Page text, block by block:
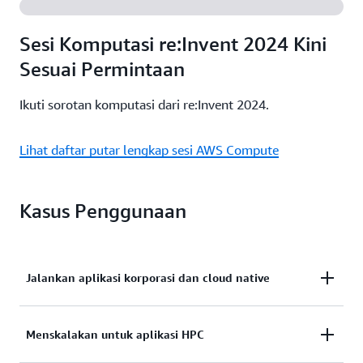
Pelajari selengkapnya
dapat membantu.
Sesi Komputasi re:Invent 2024 Kini
Sesuai Permintaan
Ikuti sorotan komputasi dari re:Invent 2024.
Lihat daftar putar lengkap sesi AWS Compute
Kasus Penggunaan
Jalankan aplikasi korporasi dan cloud native
Amazon EC2 menghadirkan infrastruktur komputasi
Menskalakan untuk aplikasi HPC